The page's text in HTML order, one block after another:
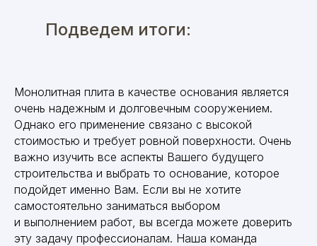
Подведем итоги:
Монолитная плита в качестве основания является
очень надежным и долговечным сооружением.
Однако его применение связано с высокой
стоимостью и требует ровной поверхности. Очень
важно изучить все аспекты Вашего будущего
строительства и выбрать то основание, которое
подойдет именно Вам. Если вы не хотите
самостоятельно заниматься выбором
и выполнением работ, вы всегда можете доверить
эту задачу профессионалам. Наша команда